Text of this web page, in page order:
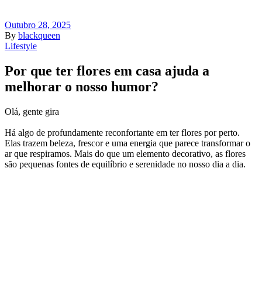
Outubro 28, 2025
By blackqueen
Lifestyle
Por que ter flores em casa ajuda a
melhorar o nosso humor?
Olá, gente gira
Há algo de profundamente reconfortante em ter flores por perto.
Elas trazem beleza, frescor e uma energia que parece transformar o
ar que respiramos. Mais do que um elemento decorativo, as flores
são pequenas fontes de equilíbrio e serenidade no nosso dia a dia.